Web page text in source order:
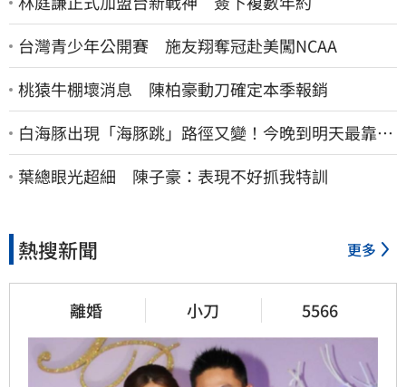
台灣青少年公開賽 施友翔奪冠赴美闖NCAA
桃猿牛棚壞消息 陳柏豪動刀確定本季報銷
白海豚出現「海豚跳」路徑又變！今晚到明天最靠
近 風雨搖滾區曝光
葉總眼光超細 陳子豪：表現不好抓我特訓
熱搜新聞 更多
離婚 小刀 5566